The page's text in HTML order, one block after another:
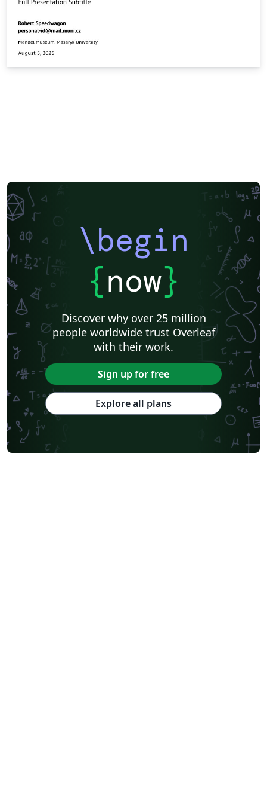
\begin
{now}
Discover why over 25 million
people worldwide trust Overleaf
with their work.
Sign up for free
Explore all plans